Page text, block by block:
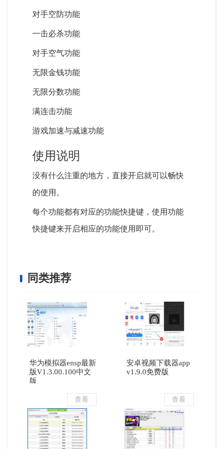
对手空防功能
一击必杀功能
对手空气功能
无限金钱功能
无限分数功能
满连击功能
游戏加速与减速功能
使用说明
没有什么注重的地方，直接开启就可以畅快
的使用。
每个功能都有对应的功能快捷键，使用功能
快捷键来开启相应的功能使用即可。
同类推荐
华为模拟器ensp最新
版V1.3.00.100中文
版
查看
安卓视频下载器app
v1.9.0免费版
查看